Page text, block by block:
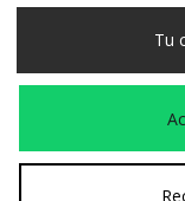
Visita
Tu